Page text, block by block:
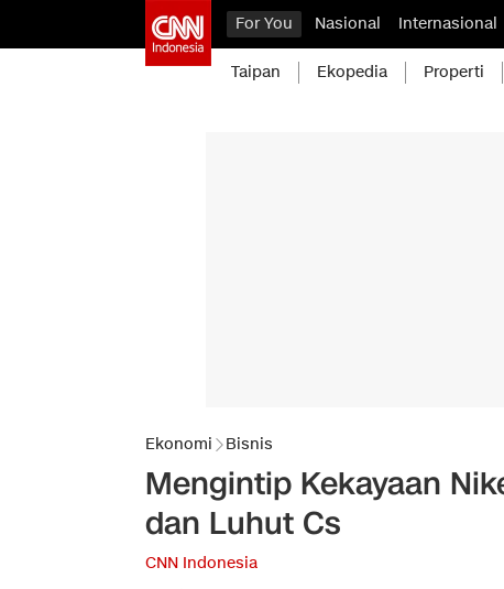
For You Nasional Internasional
Taipan Ekopedia Properti
Ekonomi Bisnis
Mengintip Kekayaan
dan Luhut Cs
CNN Indonesia